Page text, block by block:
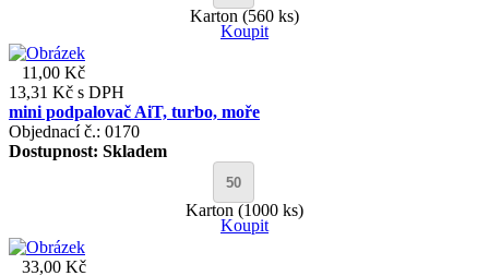
Karton (560 ks)
Koupit
11,00 Kč
13,31 Kč s DPH
mini podpalovač AiT, turbo, moře
Objednací č.: 0170
Dostupnost: Skladem
Karton (1000 ks)
Koupit
33,00 Kč